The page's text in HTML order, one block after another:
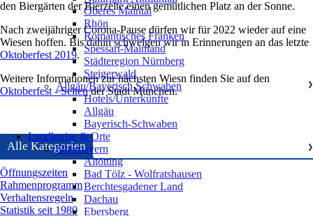
den Biergärten der Bierzelte einen gemütlichen Platz an der Sonne.
Nach zweijähriger Corona-Pause dürfen wir für 2022 wieder auf eine
Wiesen hoffen. Bis dahin schwelgen wir in Erinnerungen an das letzte
Oktoberfest 2019.
Weitere Informationen zur nächsten Wiesn finden Sie auf den
Oktoberfest - Seitender Stadt München.
Alle Kategorien
Öffnungszeiten
Rahmenprogramm
Verhaltensregeln
Statistik seit 1980
Oberes Maintal
Rhön
Romantisches Franken
Spessart-Mainland
Städteregion Nürnberg
Steigerwald
Allgäu/Bayerisch Schwaben
❯
Hotels/Unterkünfte
Allgäu
Bayerisch-Schwaben
Landkreise & Orte
Oberbayern
❯
Altötting
Bad Tölz - Wolfratshausen
Berchtesgadener Land
Dachau
Ebersberg